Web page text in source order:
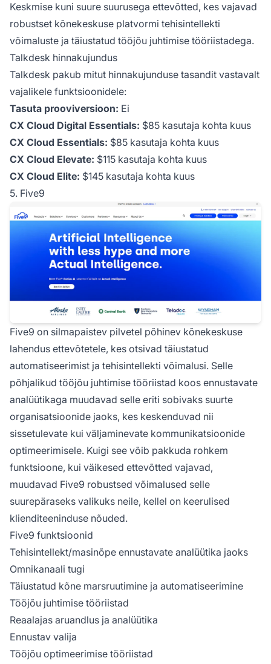
Keskmise kuni suure suurusega ettevõtted, kes vajavad
robustset kõnekeskuse platvormi tehisintellekti
võimaluste ja täiustatud tööjõu juhtimise tööriistadega.
Talkdesk hinnakujundus
Talkdesk pakub mitut hinnakujunduse tasandit vastavalt
vajalikele funktsioonidele:
Tasuta prooviversioon: Ei
CX Cloud Digital Essentials: $85 kasutaja kohta kuus
CX Cloud Essentials: $85 kasutaja kohta kuus
CX Cloud Elevate: $115 kasutaja kohta kuus
CX Cloud Elite: $145 kasutaja kohta kuus
5. Five9
Five9 on silmapaistev pilvetel põhinev kõnekeskuse
lahendus ettevõtetele, kes otsivad täiustatud
automatiseerimist ja tehisintellekti võimalusi. Selle
põhjalikud tööjõu juhtimise tööriistad koos ennustavate
analüütikaga muudavad selle eriti sobivaks suurte
organisatsioonide jaoks, kes keskenduvad nii
sissetulevate kui väljaminevate kommunikatsioonide
optimeerimisele. Kuigi see võib pakkuda rohkem
funktsioone, kui väikesed ettevõtted vajavad,
muudavad Five9 robustsed võimalused selle
suurepäraseks valikuks neile, kellel on keerulised
klienditeeninduse nõuded.
Five9 funktsioonid
Tehisintellekt/masinõpe ennustavate analüütika jaoks
Omnikanaali tugi
Täiustatud kõne marsruutimine ja automatiseerimine
Tööjõu juhtimise tööriistad
Reaalajas aruandlus ja analüütika
Ennustav valija
Tööjõu optimeerimise tööriistad